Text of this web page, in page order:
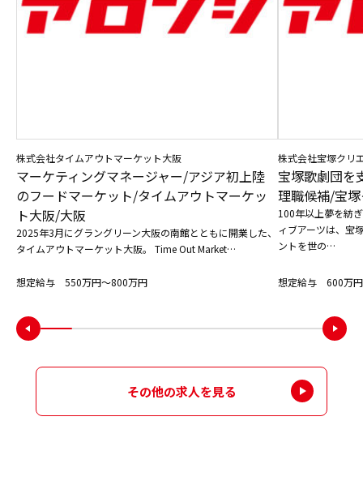
株式会社タイムアウトマーケット大阪
マーケティングマネージャー/アジア初上陸
のフードマーケット/タイムアウトマーケッ
ト大阪/大阪
2025年3月にグラングリーン大阪の南館とともに開業した、
タイムアウトマーケット大阪。 Time Out Market…
想定給与 550万円〜800万円
株式会社宝塚クリ
宝塚歌劇団を
理職候補/宝
100年以上夢を紡
ィブアーツは、宝
ントを世の…
想定給与 600万
その他の求人を見る